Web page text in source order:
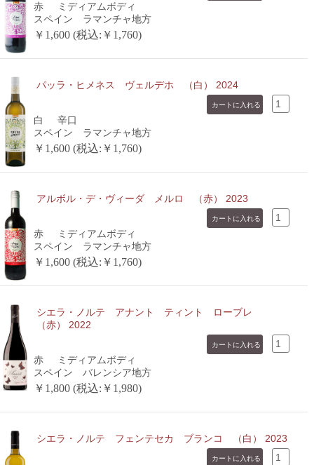
赤
ミディアムボディ
スペイン ラマンチャ地方
￥1,600 (税込:￥1,760)
パッラ・ヒメネス ヴェルデホ （白） 2024
白
辛口
スペイン ラマンチャ地方
￥1,600 (税込:￥1,760)
アルボル・デ・ヴィーダ メルロ （赤） 2023
赤
ミディアムボディ
スペイン ラマンチャ地方
￥1,600 (税込:￥1,760)
シエラ・ノルテ アナント ティント ローブレ
（赤） 2022
赤
ミディアムボディ
スペイン バレンシア地方
￥1,800 (税込:￥1,980)
シエラ・ノルテ フェンテセカ ブランコ （白） 2023